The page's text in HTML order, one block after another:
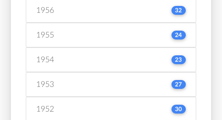
1956 32
1955 24
1954 23
1953 27
1952 30